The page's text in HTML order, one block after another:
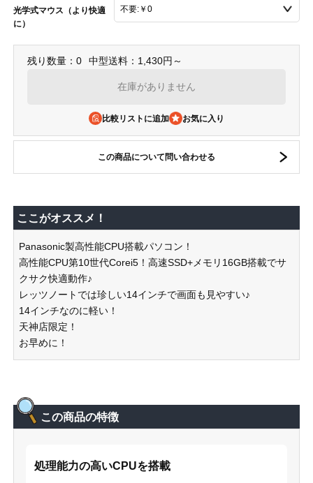
光学式マウス（より快適
に）
残り数量：0 中型送料：1,430円～
在庫がありません
比較リストに追加
この商品について問い合わせる
ここがオススメ！
Panasonic製高性能CPU搭載パソコン！
高性能CPU第10世代Corei5！高速SSD+メモリ16GB搭載でサ
クサク快適動作♪
レッツノートでは珍しい14インチで画面も見やすい♪
14インチなのに軽い！
天神店限定！
お早めに！
この商品の特徴
処理能力の高いCPUを搭載